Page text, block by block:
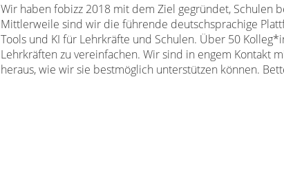
Wir haben fobizz 2018 mit dem Ziel gegründet, Schulen
Mittlerweile sind wir die führende deutschsprachige
Tools und KI für Lehrkräfte und Schulen. Über 50
Lehrkräften zu vereinfachen. Wir sind in engem Kontakt
heraus, wie wir sie bestmöglich unterstützen können.